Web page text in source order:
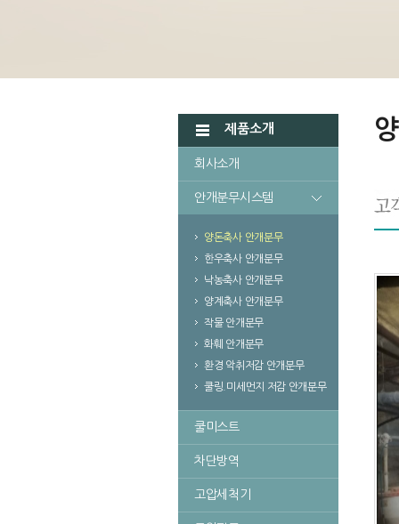
제품소개
회사소개
안개분무시스템
양돈축사 안개분무
한우축사 안개분무
낙농축사 안개분무
양계축사 안개분무
작물 안개분무
화훼 안개분무
환경 악취저감 안개분무
쿨링.미세먼지 저감 안개분무
쿨미스트
차단방역
고압세척기